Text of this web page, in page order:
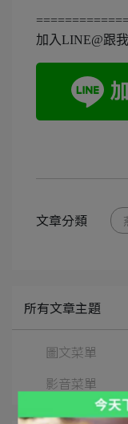
=============
加入LINE@跟
文章分類
所有文章主題
圖文菜單
影音菜單